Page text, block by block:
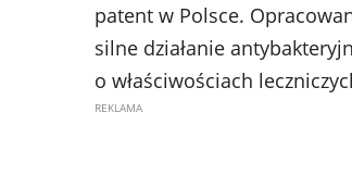
patent w Polsce.
silne działanie
o właściwościach